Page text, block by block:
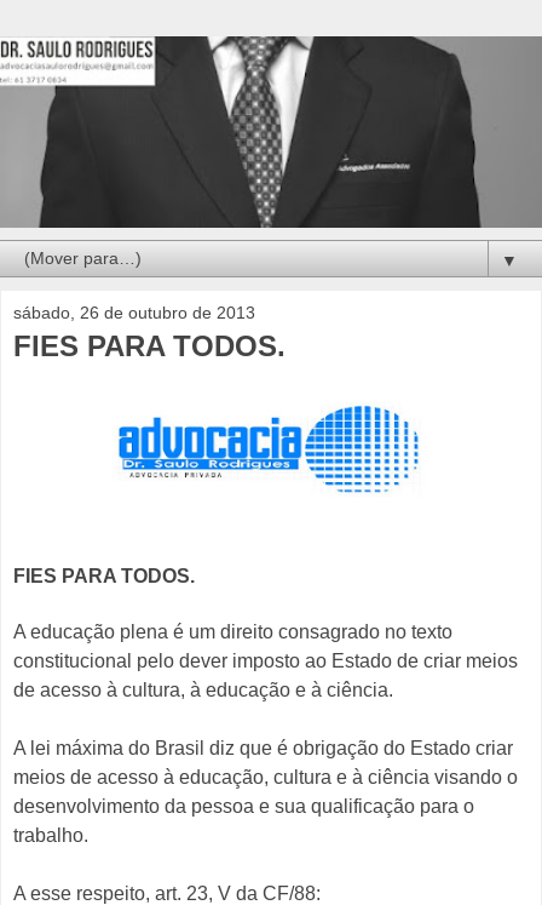
▼
sábado, 26 de outubro de 2013
FIES PARA TODOS.
FIES PARA TODOS.
A educação plena é um direito consagrado no texto
constitucional pelo dever imposto ao Estado de criar meios
de acesso à cultura, à educação e à ciência.
A lei máxima do Brasil diz que é obrigação do Estado criar
meios de acesso à educação, cultura e à ciência visando o
desenvolvimento da pessoa e sua qualificação para o
trabalho.
A esse respeito, art. 23, V da CF/88: